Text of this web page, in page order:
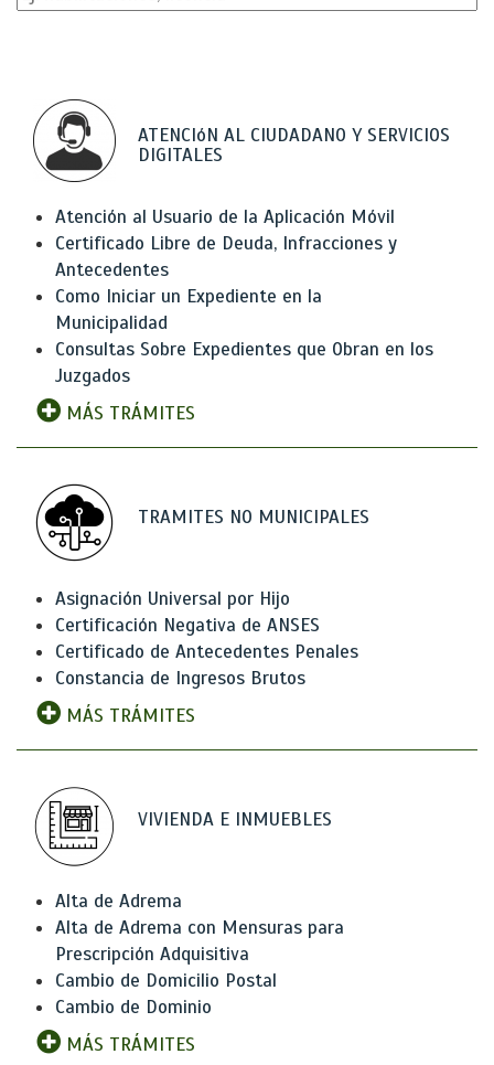
ATENCIóN AL CIUDADANO Y SERVICIOS
DIGITALES
Atención al Usuario de la Aplicación Móvil
Certificado Libre de Deuda, Infracciones y
Antecedentes
Como Iniciar un Expediente en la
Municipalidad
Consultas Sobre Expedientes que Obran en los
Juzgados
MÁS TRÁMITES
TRAMITES NO MUNICIPALES
Asignación Universal por Hijo
Certificación Negativa de ANSES
Certificado de Antecedentes Penales
Constancia de Ingresos Brutos
MÁS TRÁMITES
VIVIENDA E INMUEBLES
Alta de Adrema
Alta de Adrema con Mensuras para
Prescripción Adquisitiva
Cambio de Domicilio Postal
Cambio de Dominio
MÁS TRÁMITES